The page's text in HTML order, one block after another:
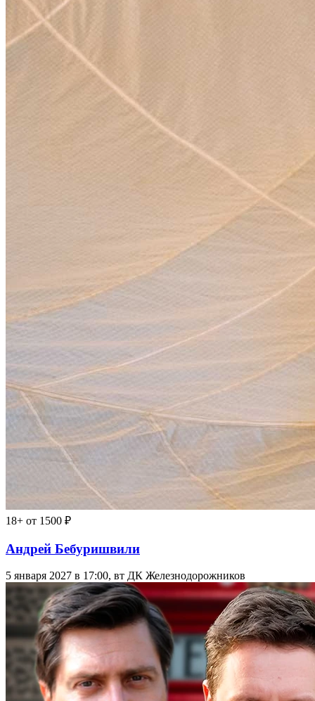
18+ от 1500 ₽
Андрей Бебуришвили
5 января 2027 в 17:00, вт ДК Железнодорожников